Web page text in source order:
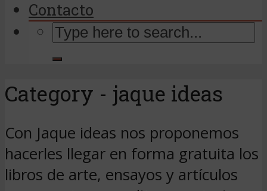
Contacto
Category - jaque ideas
Con Jaque ideas nos proponemos
hacerles llegar en forma gratuita los
libros de arte, ensayos y artículos